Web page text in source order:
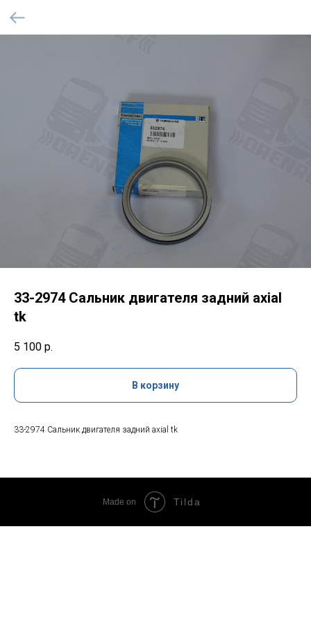
33-2974 Сальник двигателя задний axial
tk
5 100 р.
В корзину
33-2974 Сальник двигателя задний axial tk
Made on Tilda